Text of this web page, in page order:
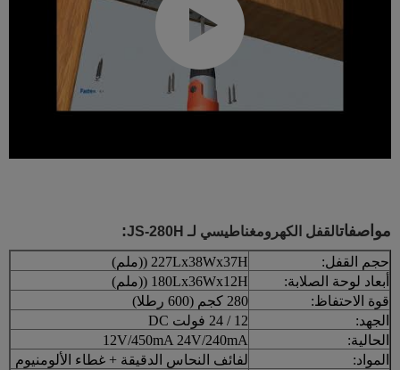
مواصفاتالقفل الكهرومغناطيسي لـ JS-280H :
حجم القفل:
227Lx38Wx37H ((ملم)
أبعاد لوحة الصلابة:
180Lx36Wx12H ((ملم)
قوة الاحتفاظ:
280 كجم (600 رطلا)
الجهد:
12 / 24 فولت DC
الحالية:
12V/450mA 24V/240mA
المواد:
لفائف النحاس الدقيقة + غطاء الألومنيوم